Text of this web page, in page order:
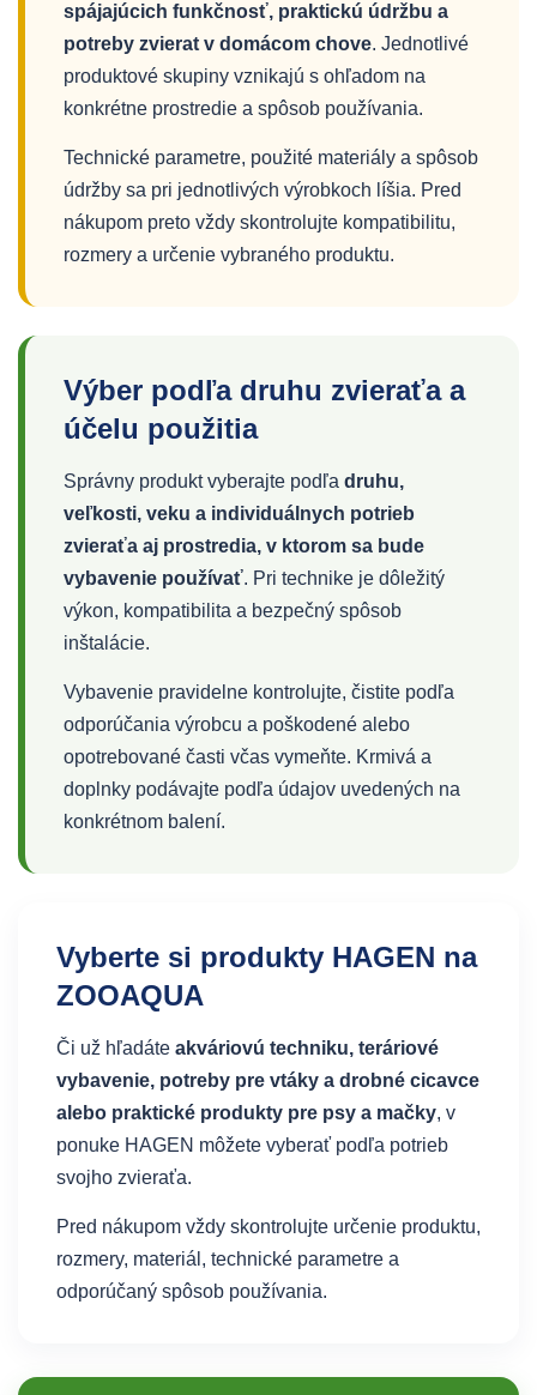
spájajúcich funkčnosť, praktickú údržbu a
potreby zvierat v domácom chove. Jednotlivé
produktové skupiny vznikajú s ohľadom na
konkrétne prostredie a spôsob používania.
Technické parametre, použité materiály a spôsob
údržby sa pri jednotlivých výrobkoch líšia. Pred
nákupom preto vždy skontrolujte kompatibilitu,
rozmery a určenie vybraného produktu.
Výber podľa druhu zvieraťa a
účelu použitia
Správny produkt vyberajte podľa druhu,
veľkosti, veku a individuálnych potrieb
zvieraťa aj prostredia, v ktorom sa bude
vybavenie používať. Pri technike je dôležitý
výkon, kompatibilita a bezpečný spôsob
inštalácie.
Vybavenie pravidelne kontrolujte, čistite podľa
odporúčania výrobcu a poškodené alebo
opotrebované časti včas vymeňte. Krmivá a
doplnky podávajte podľa údajov uvedených na
konkrétnom balení.
Vyberte si produkty HAGEN na
ZOOAQUA
Či už hľadáte akváriovú techniku, teráriové
vybavenie, potreby pre vtáky a drobné cicavce
alebo praktické produkty pre psy a mačky, v
ponuke HAGEN môžete vyberať podľa potrieb
svojho zvieraťa.
Pred nákupom vždy skontrolujte určenie produktu,
rozmery, materiál, technické parametre a
odporúčaný spôsob používania.